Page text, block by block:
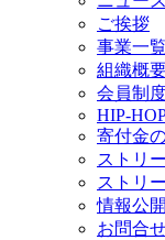
ご挨拶
事業一覧
組織概
会員制
HIP-
寄付金
ストリ
ストリ
情報公開
お問合